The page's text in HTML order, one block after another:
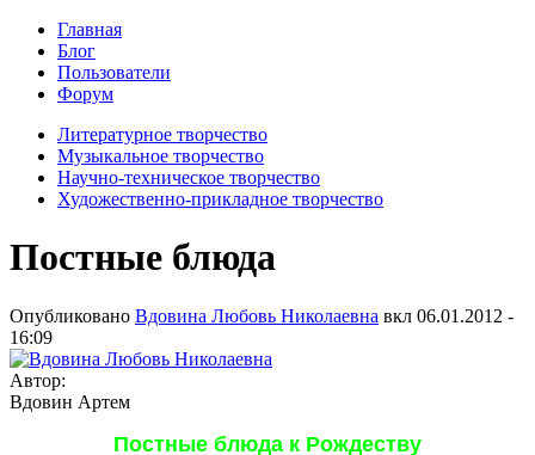
Главная
Блог
Пользователи
Форум
Литературное творчество
Музыкальное творчество
Научно-техническое творчество
Художественно-прикладное творчество
Постные блюда
Опубликовано Вдовина Любовь Николаевна вкл 06.01.2012 -
16:09
Автор:
Вдовин Артем
Постные блюда к Рождеству